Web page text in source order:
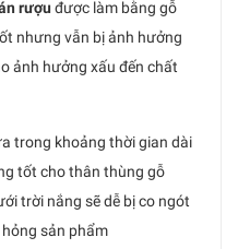
rượu được làm bằng gỗ
nhưng vẫn bị ảnh hưởng
ảnh hưởng xấu đến chất
trong khoảng thời gian dài
tốt cho thân thùng gỗ
trời nắng sẽ dễ bị co ngót
sản phẩm